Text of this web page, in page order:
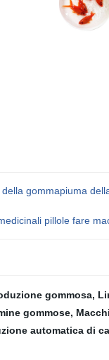
gommapiuma
pillole fare
gommosa,
gommose,
automatica di